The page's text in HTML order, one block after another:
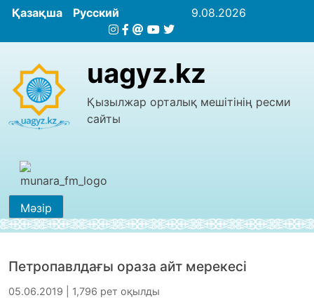
Қазақша Русский 9.08.2026
uagyz.kz
Қызылжар орталық мешітінің ресми
сайты
Мәзір
Петропавлдағы ораза айт мерекесі
05.06.2019 | 1,796 рет оқылды